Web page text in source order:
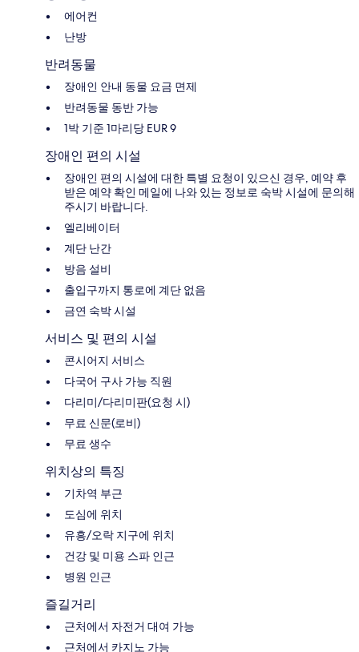
에어컨
난방
반려동물
장애인 안내 동물 요금 면제
반려동물 동반 가능
1박 기준 1마리당 EUR 9
장애인 편의 시설
장애인 편의 시설에 대한 특별 요청이 있으신 경우, 예약 후
받은 예약 확인 메일에 나와 있는 정보로 숙박 시설에 문의해
주시기 바랍니다.
엘리베이터
계단 난간
방음 설비
출입구까지 통로에 계단 없음
금연 숙박 시설
서비스 및 편의 시설
콘시어지 서비스
다국어 구사 가능 직원
다리미/다리미판(요청 시)
무료 신문(로비)
무료 생수
위치상의 특징
기차역 부근
도심에 위치
유흥/오락 지구에 위치
건강 및 미용 스파 인근
병원 인근
즐길거리
근처에서 자전거 대여 가능
근처에서 카지노 가능